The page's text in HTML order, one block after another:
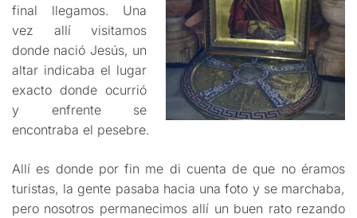
final llegamos. Una
vez allí visitamos
donde nació Jesús, un
altar indicaba el lugar
exacto donde ocurrió
y enfrente se
encontraba el pesebre.
Allí es donde por fin me di cuenta de que no éramos
turistas, la gente pasaba hacia una foto y se marchaba,
pero nosotros permanecimos allí un buen rato rezando